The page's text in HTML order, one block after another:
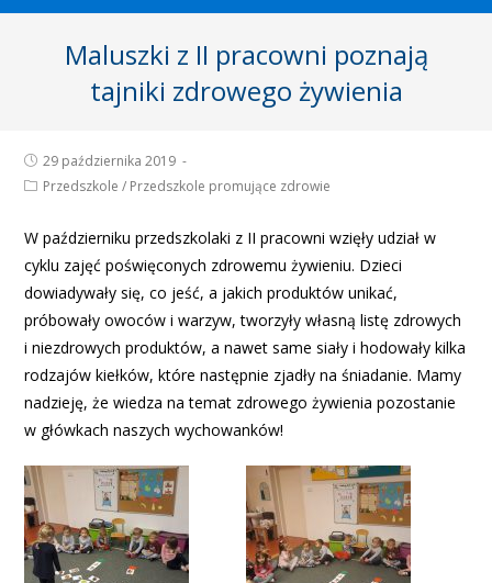
Maluszki z II pracowni poznają
tajniki zdrowego żywienia
29 października 2019
Przedszkole / Przedszkole promujące zdrowie
W październiku przedszkolaki z II pracowni wzięły udział w
cyklu zajęć poświęconych zdrowemu żywieniu. Dzieci
dowiadywały się, co jeść, a jakich produktów unikać,
próbowały owoców i warzyw, tworzyły własną listę zdrowych
i niezdrowych produktów, a nawet same siały i hodowały kilka
rodzajów kiełków, które następnie zjadły na śniadanie. Mamy
nadzieję, że wiedza na temat zdrowego żywienia pozostanie
w główkach naszych wychowanków!